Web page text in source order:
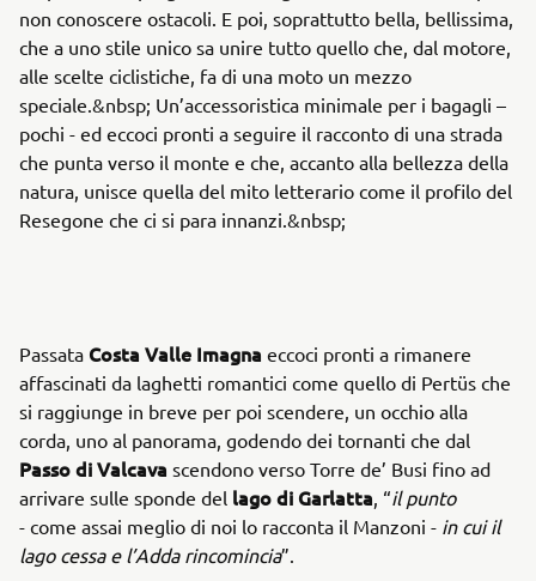
non conoscere ostacoli. E poi, soprattutto bella, bellissima,
che a uno stile unico sa unire tutto quello che, dal motore,
alle scelte ciclistiche, fa di una moto un mezzo
speciale.&nbsp; Un’accessoristica minimale per i bagagli –
pochi - ed eccoci pronti a seguire il racconto di una strada
che punta verso il monte e che, accanto alla bellezza della
natura, unisce quella del mito letterario come il profilo del
Resegone che ci si para innanzi.&nbsp;
Passata Costa Valle Imagna eccoci pronti a rimanere
affascinati da laghetti romantici come quello di Pertüs che
si raggiunge in breve per poi scendere, un occhio alla
corda, uno al panorama, godendo dei tornanti che dal
Passo di Valcava scendono verso Torre de’ Busi fino ad
arrivare sulle sponde del lago di Garlatta, “il punto
- come assai meglio di noi lo racconta il Manzoni - in cui il
lago cessa e l’Adda rincomincia”.